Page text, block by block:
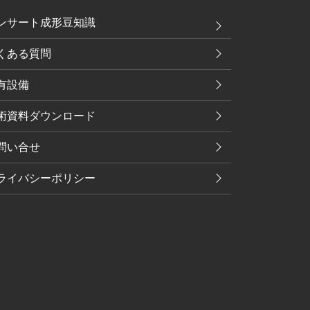
サート成形豆知識
ある質問
設備
資料ダウンロード
い合せ
イバシーポリシー